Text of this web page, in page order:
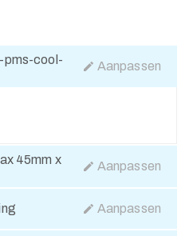
pms-cool-
Aanpassen
45mm x
Aanpassen
Aanpassen